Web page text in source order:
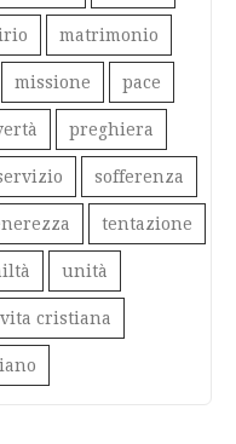
matrimonio
missione pace
preghiera
sofferenza
tentazione
unità
vita cristiana